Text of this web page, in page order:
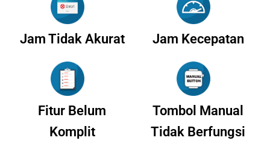
Jam Tidak Akurat Jam Kecepatan
Fitur Belum
Komplit
Tombol Manual
Tidak Berfungsi